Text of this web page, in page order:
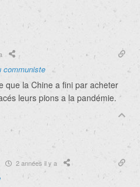
communiste
que la Chine a fini par acheter
leurs pions a la pandémie.
2 années il y a